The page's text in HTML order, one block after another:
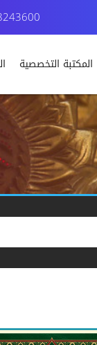
المكتبة التخصصية